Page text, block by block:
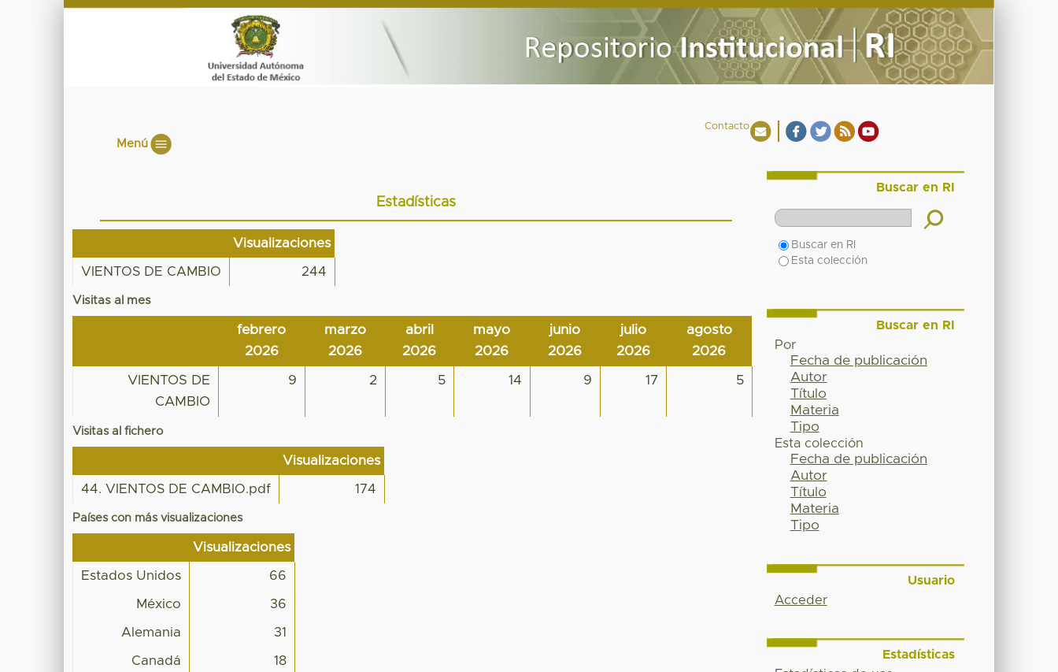
Contacto
Menú
Estadísticas
Visualizaciones
VIENTOS DE CAMBIO 244
Visitas al mes
febrero
2026
marzo
2026
abril
2026
mayo
2026
junio
2026
julio
2026
agosto
2026
VIENTOS DE
CAMBIO
9 2 5 14 9 17 5
Visitas al fichero
Visualizaciones
44. VIENTOS DE CAMBIO.pdf 174
Países con más visualizaciones
Visualizaciones
Estados Unidos 66
México 36
Alemania 31
Canadá 18
Buscar en RI
Buscar en RI
Esta colección
Buscar en RI
Por
Fecha de publicación
Autor
Título
Materia
Tipo
Esta colección
Fecha de publicación
Autor
Título
Materia
Tipo
Usuario
Acceder
Estadísticas